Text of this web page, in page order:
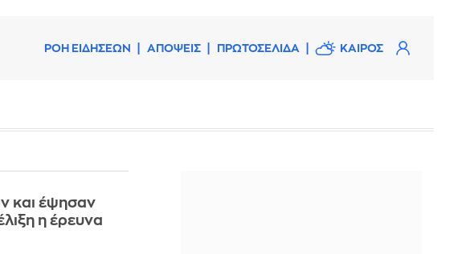
ΡΟΗ ΕΙΔΗΣΕΩΝ ΑΠΟΨΕΙΣ ΠΡΩΤΟΣΕΛΙΔΑ ΚΑΙΡΟΣ
και έψησαν
η έρευνα